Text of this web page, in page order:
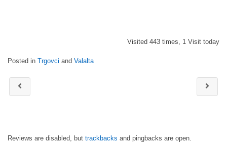
Visited 443 times, 1 Visit today
Posted in Trgovci and Valalta
Reviews are disabled, but trackbacks and pingbacks are open.